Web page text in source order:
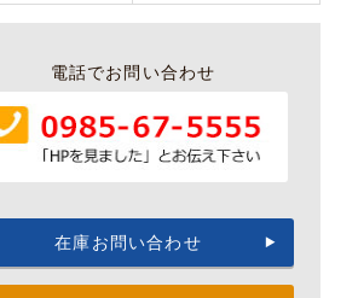
電話でお問い合わせ
在庫お問い合わせ